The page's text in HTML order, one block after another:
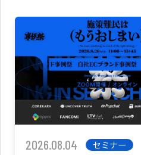
2026.08.04
セミナー